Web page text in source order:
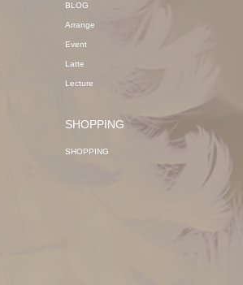
BLOG
Arrange
Event
Latte
Lecture
SHOPPING
SHOPPING